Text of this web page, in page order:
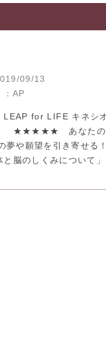
09/13
：AP
for LIFE キネシ
。 ★★★★★ あなたの
夢や願望を引き寄せる
脳のしくみについて」